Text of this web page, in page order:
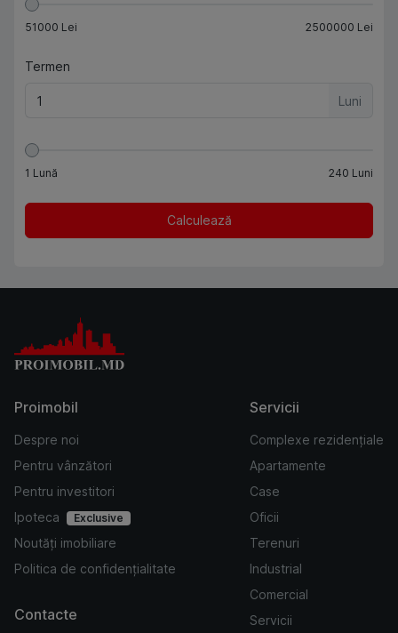
51000 Lei 2500000 Lei
Termen
Luni
1 Lună 240 Luni
Calculează
Proimobil
Despre noi
Pentru vânzători
Pentru investitori
Ipoteca
Exclusive
Noutăți imobiliare
Politica de confidențialitate
Servicii
Complexe rezidențiale
Apartamente
Case
Oficii
Terenuri
Industrial
Comercial
Servicii
Contacte